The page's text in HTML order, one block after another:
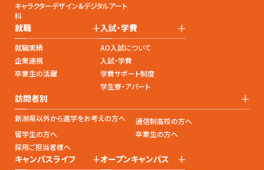
キャラクターデザイン&デジタルアート
科
就職 +
就職実績
企業連携
卒業生の活躍
入試・学費 +
AO入試について
入試・学費
学費サポート制度
学生寮・アパート
訪問者別 +
新潟県以外から進学をお考えの方へ
通信制高校の方へ
留学生の方へ
卒業生の方へ
採用ご担当者様へ
キャンパスライフ +オープンキャンパス +